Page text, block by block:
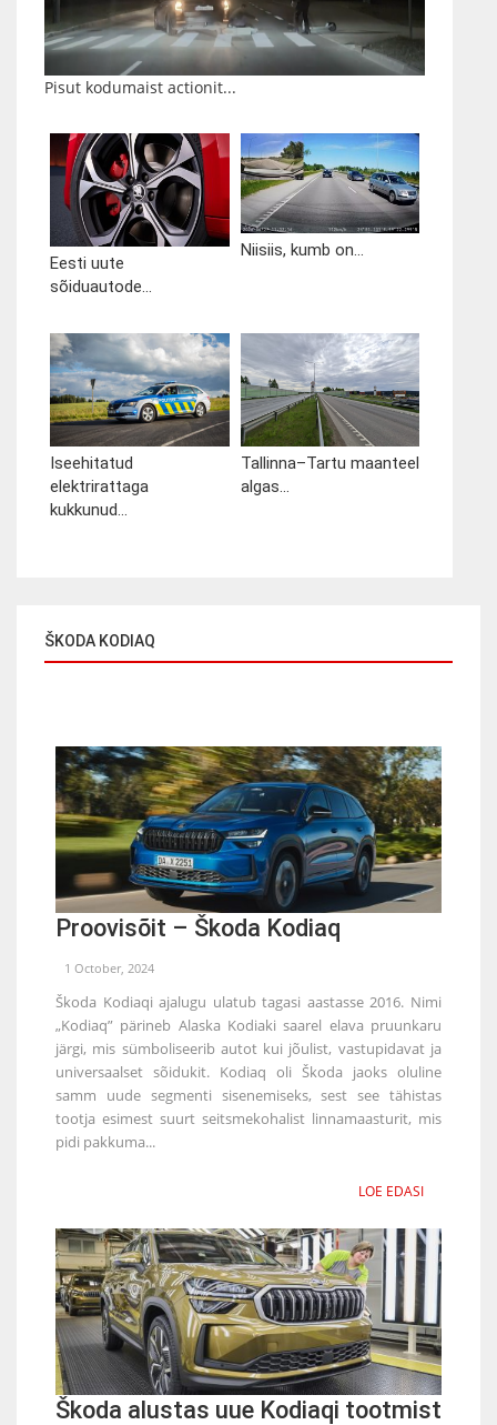
Pisut kodumaist actionit...
Eesti uute
sõiduautode...
Niisiis, kumb on...
Iseehitatud
elektrirattaga
kukkunud...
Tallinna–Tartu maanteel
algas...
ŠKODA KODIAQ
Proovisõit – Škoda Kodiaq
1 October, 2024
Škoda Kodiaqi ajalugu ulatub tagasi aastasse 2016. Nimi
„Kodiaq” pärineb Alaska Kodiaki saarel elava pruunkaru
järgi, mis sümboliseerib autot kui jõulist, vastupidavat ja
universaalset sõidukit. Kodiaq oli Škoda jaoks oluline
samm uude segmenti sisenemiseks, sest see tähistas
tootja esimest suurt seitsmekohalist linnamaasturit, mis
pidi pakkuma...
LOE EDASI
Škoda alustas uue Kodiaqi tootmist